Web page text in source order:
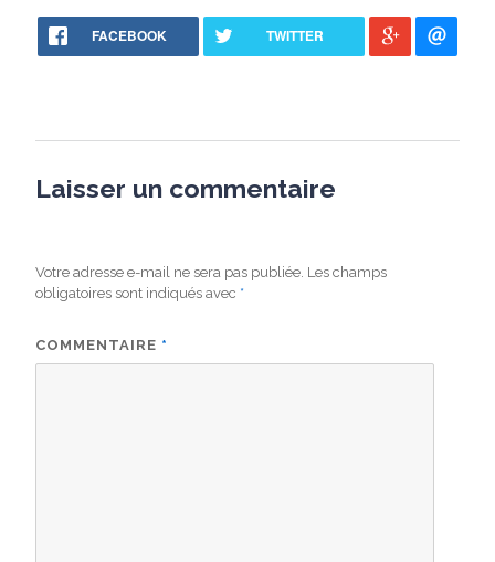
FACEBOOK TWITTER
Laisser un commentaire
Votre adresse e-mail ne sera pas publiée. Les champs
obligatoires sont indiqués avec *
COMMENTAIRE *